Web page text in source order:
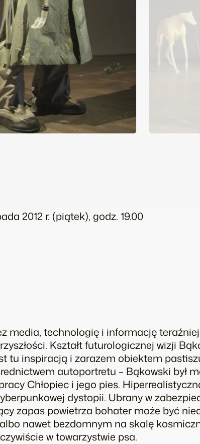
2012 r. (piątek), godz. 19.00
media, technologię i informację
Kształt futurologicznej wizji
tu inspiracją i zarazem obiektem
autoportretu – Bąkowski był
Chłopiec i jego pies.
dystopii. Ubrany w
zapas powietrza bohater może być
nawet bezdomnym na skalę
w towarzystwie psa.